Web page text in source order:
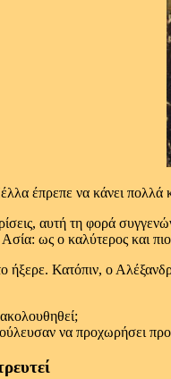
έπρεπε να κάνει πολλά
αυτή τη φορά
ως ο καλύτερος και πιο
ήξερε. Κατόπιν, ο
να προχωρήσει